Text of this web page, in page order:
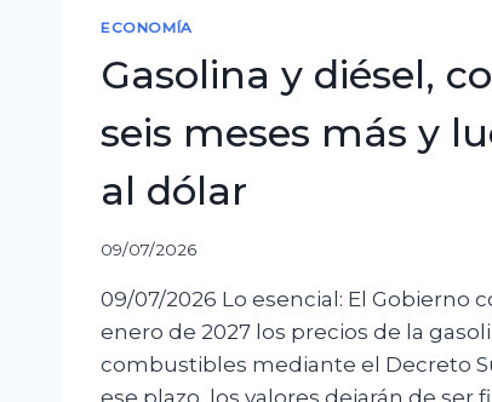
ECONOMÍA
Gasolina y diésel,
seis meses más y
al dólar
09/07/2026
09/07/2026 Lo esencial: El Gobierno
enero de 2027 los precios de la
combustibles mediante el Decreto
ese plazo, los valores dejarán de ser